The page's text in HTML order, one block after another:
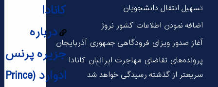
کانادا
درباره
جزیره پرنس
ادوارد (Prince
تسهیل انتقال دانشجویان
اضافه نمودن اطلاعات کشور نروژ
آغاز صدور ویزای فرودگاهی جمهوری آذربایجان
پرونده‌های تقاضای مهاجرت ایرانیان کانادا
سریعتر از گذشته رسیدگی خواهد شد